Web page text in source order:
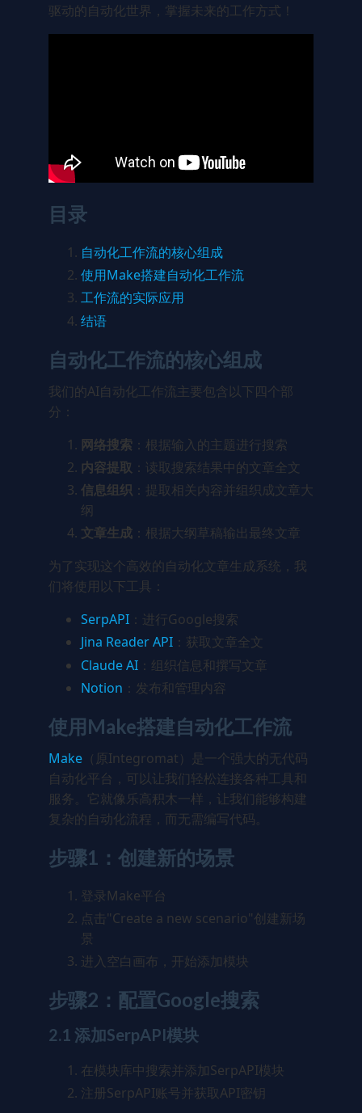
驱动的自动化世界，掌握未来的工作方式！
目录
自动化工作流的核心组成
使用Make搭建自动化工作流
工作流的实际应用
结语
自动化工作流的核心组成
我们的AI自动化工作流主要包含以下四个部
分：
网络搜索 ：根据输入的主题进行搜索
内容提取 ：读取搜索结果中的文章全文
信息组织 ：提取相关内容并组织成文章大
纲
文章生成 ：根据大纲草稿输出最终文章
为了实现这个高效的自动化文章生成系统，我
们将使用以下工具：
SerpAPI ：进行Google搜索
Jina Reader API ：获取文章全文
Claude AI ：组织信息和撰写文章
Notion ：发布和管理内容
使用Make搭建自动化工作流
Make （原Integromat）是一个强大的无代码
自动化平台，可以让我们轻松连接各种工具和
服务。它就像乐高积木一样，让我们能够构建
复杂的自动化流程，而无需编写代码。
步骤1：创建新的场景
登录Make平台
点击"Create a new scenario"创建新场
景
进入空白画布，开始添加模块
步骤2：配置Google搜索
2.1 添加SerpAPI模块
在模块库中搜索并添加SerpAPI模块
注册SerpAPI账号并获取API密钥